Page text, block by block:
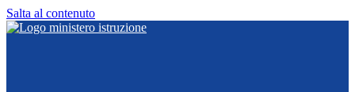
Salta al contenuto